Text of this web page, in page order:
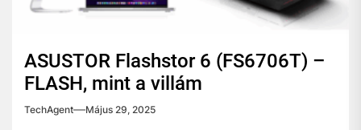
ASUSTOR Flashstor 6 (FS6706T) –
FLASH, mint a villám
TechAgent Május 29, 2025